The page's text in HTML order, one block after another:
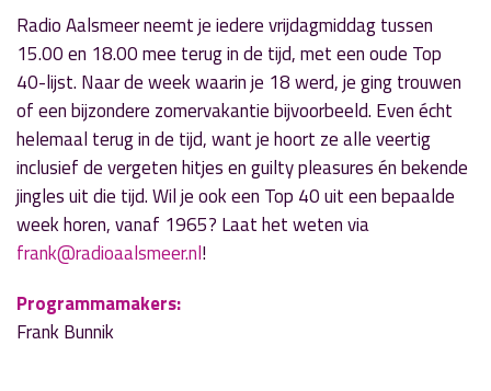
Radio Aalsmeer neemt je iedere vrijdagmiddag tussen
15.00 en 18.00 mee terug in de tijd, met een oude Top
40-lijst. Naar de week waarin je 18 werd, je ging trouwen
of een bijzondere zomervakantie bijvoorbeeld. Even écht
helemaal terug in de tijd, want je hoort ze alle veertig
inclusief de vergeten hitjes en guilty pleasures én bekende
jingles uit die tijd. Wil je ook een Top 40 uit een bepaalde
week horen, vanaf 1965? Laat het weten via
frank@radioaalsmeer.nl!
Programmamakers:
Frank Bunnik